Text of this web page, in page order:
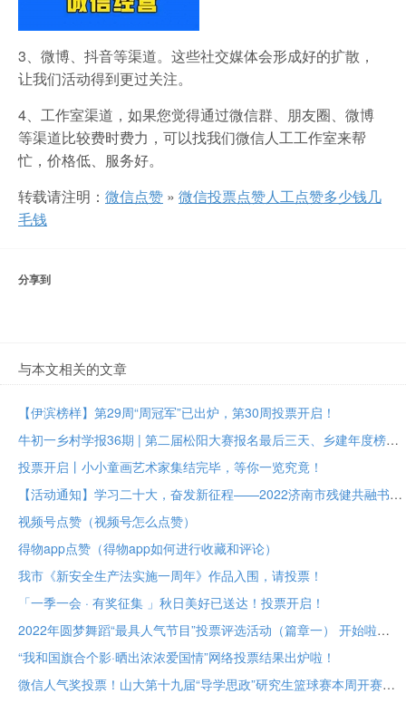
3、微博、抖音等渠道。这些社交媒体会形成好的扩散，
让我们活动得到更过关注。
4、工作室渠道，如果您觉得通过微信群、朋友圈、微博
等渠道比较费时费力，可以找我们微信人工工作室来帮
忙，价格低、服务好。
转载请注明： 微信点赞 » 微信投票点赞人工点赞多少钱几
毛钱
分享到
与本文相关的文章
【伊滨榜样】第29周“周冠军”已出炉，第30周投票开启！
牛初一乡村学报36期 | 第二届松阳大赛报名最后三天、乡建年度榜样大众投票进行中
投票开启丨小小童画艺术家集结完毕，等你一览究竟！
【活动通知】学习二十大，奋发新征程——2022济南市残健共融书法美术作品展投票评选
视频号点赞（视频号怎么点赞）
得物app点赞（得物app如何进行收藏和评论）
我市《新安全生产法实施一周年》作品入围，请投票！
「一季一会 · 有奖征集 」秋日美好已送达！投票开启！
2022年圆梦舞蹈“最具人气节目”投票评选活动（篇章一） 开始啦
“我和国旗合个影·晒出浓浓爱国情”网络投票结果出炉啦！
微信人气奖投票！山大第十九届“导学思政”研究生篮球赛本周开赛！